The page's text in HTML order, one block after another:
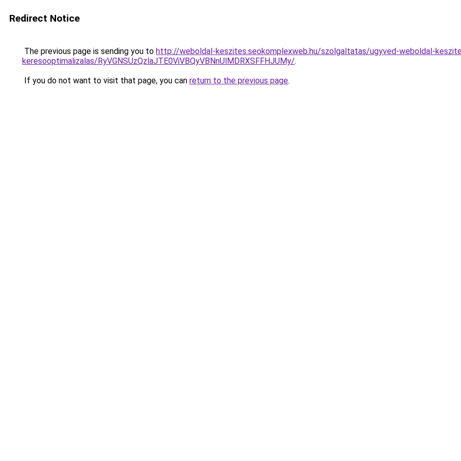
Redirect Notice
The previous page is sending you to http://weboldal-keszites.seokomplexweb.hu/szolgaltatas/ugyved-weboldal-
keresooptimalizalas/RyVGNSUzQzlaJTE0ViVBQyVBNnUlMDRXSFFHJUMy/.
If you do not want to visit that page, you can return to the previous page.